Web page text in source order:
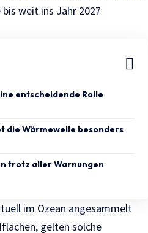
weit ins Jahr 2027
entscheidende Rolle
die Wärmewelle besonders
trotz aller Warnungen
im Ozean angesammelt
gelten solche